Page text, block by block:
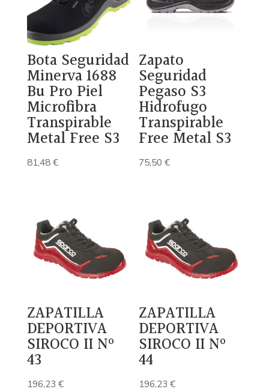
Bota Seguridad
Minerva 1688
Bu Pro Piel
Microfibra
Transpirable
Metal Free S3
81,48€
Zapato
Seguridad
Pegaso S3
Hidrofugo
Transpirable
Free Metal S3
75,50€
ZAPATILLA
DEPORTIVA
SIROCO II Nº
43
196,23 €
ZAPATILLA
DEPORTIVA
SIROCO II Nº
44
196,23€